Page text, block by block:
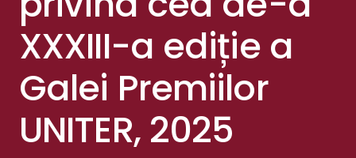
XXXIII-a ediție a
Galei Premiilor
UNITER, 2025